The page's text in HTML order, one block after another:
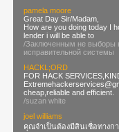
pamela moore
Great Day Sir/Madam,
How are you doing today I
lender i will be able to
/Заключенным не выборы
исправительной системы
HACKL;ORD
FOR HACK
cheap,reliable and efficient.
/suzan white
joel williams
คุณจำเป็นต้องมีสินเชื่อทางกา